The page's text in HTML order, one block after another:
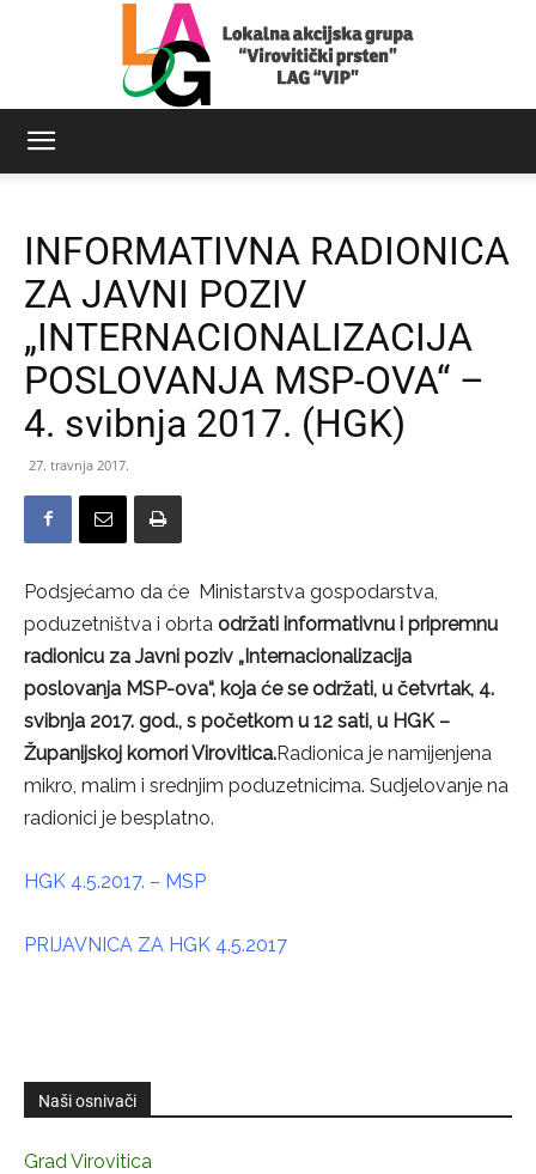
Virovitički
prsten
INFORMATIVNA RADIONICA
ZA JAVNI POZIV
„INTERNACIONALIZACIJA
POSLOVANJA MSP-OVA“ –
4. svibnja 2017. (HGK)
27. travnja 2017.
Podsjećamo da će Ministarstva gospodarstva,
poduzetništva i obrta održati informativnu i pripremnu
radionicu za Javni poziv „Internacionalizacija
poslovanja MSP-ova“, koja će se održati, u četvrtak, 4.
svibnja 2017. god., s početkom u 12 sati, u HGK –
Županijskoj komori Virovitica.Radionica je namijenjena
mikro, malim i srednjim poduzetnicima. Sudjelovanje na
radionici je besplatno.
HGK 4.5.2017. – MSP
PRIJAVNICA ZA HGK 4.5.2017
Naši osnivači
Grad Virovitica